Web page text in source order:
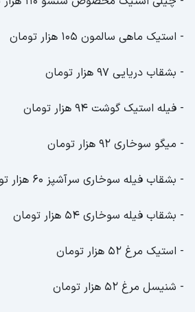
- استیک ماهی سالمون 105 هزار تومان
- بشقاب دریایی 97 هزار تومان
- فیله استیک گوشت 94 هزار تومان
- میگو سوخاری 92 هزار تومان
- بشقاب فیله سوخاری سرآشپز 60 هزار تومان
- بشقاب فیله سوخاری 54 هزار تومان
- استیک مرغ 52 هزار تومان
- شنیسل مرغ 52 هزار تومان